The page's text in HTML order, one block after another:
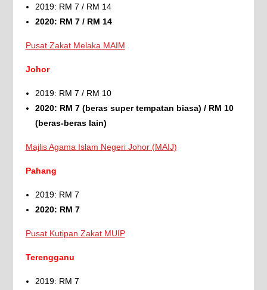
2019: RM 7 / RM 14
2020: RM 7 / RM 14
Pusat Zakat Melaka MAIM
Johor
2019: RM 7 / RM 10
2020: RM 7 (beras super tempatan biasa) / RM 10
(beras-beras lain)
Majlis Agama Islam Negeri Johor (MAIJ)
Pahang
2019: RM 7
2020: RM 7
Pusat Kutipan Zakat MUIP
Terengganu
2019: RM 7